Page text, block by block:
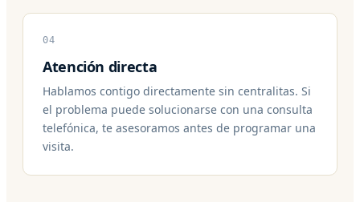
04
Atención directa
Hablamos contigo directamente sin centralitas. Si
el problema puede solucionarse con una consulta
telefónica, te asesoramos antes de programar una
visita.